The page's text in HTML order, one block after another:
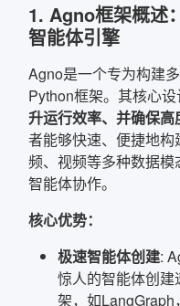
1. Agno框架概述
智能体引擎
Agno是一个专为构建
Python框架。其核心
升运行效率、并确保高
者能够快速、便捷地
频、视频等多种数据
智能体协作。
核心优势：
极速智能体创建:
惊人的智能体创
架，如